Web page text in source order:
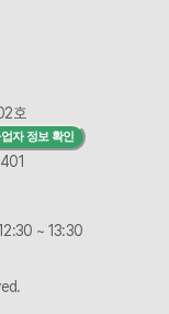
호
자 정보 확인
~ 13:30